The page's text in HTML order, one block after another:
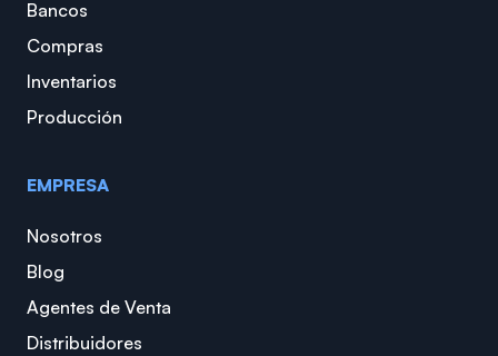
Bancos
Compras
Inventarios
Producción
EMPRESA
Nosotros
Blog
Agentes de Venta
Distribuidores